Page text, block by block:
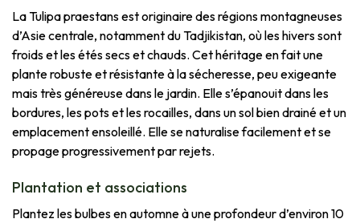
La Tulipa praestans est originaire des régions montagneuses
d’Asie centrale, notamment du Tadjikistan, où les hivers sont
froids et les étés secs et chauds. Cet héritage en fait une
plante robuste et résistante à la sécheresse, peu exigeante
mais très généreuse dans le jardin. Elle s’épanouit dans les
bordures, les pots et les rocailles, dans un sol bien drainé et un
emplacement ensoleillé. Elle se naturalise facilement et se
propage progressivement par rejets.
Plantation et associations
Plantez les bulbes en automne à une profondeur d’environ 10